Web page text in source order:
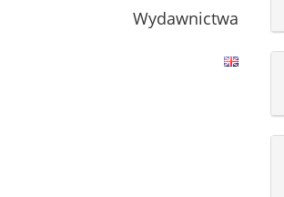
Wydawnictwa